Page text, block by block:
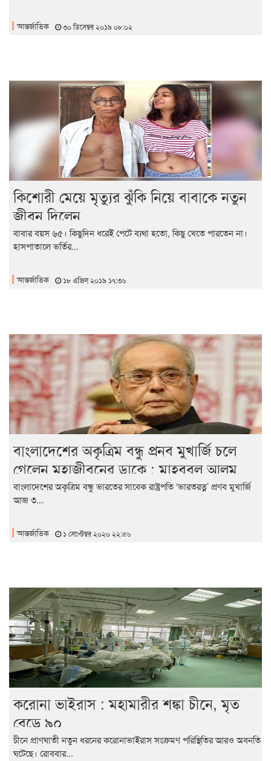
আন্তর্জাতিক ৩০ ডিসেম্বর ২০১৯ ০৮:০২
কিশোরী মেয়ে মৃত্যুর ঝুঁকি নিয়ে বাবাকে নতুন
জীবন দিলেন
বাবার বয়স ৬৫। কিছুদিন ধরেই পেটে ব্যথা হতো, কিছু খেতে পারতেন না।
হাসপাতালে ভর্তির...
আন্তর্জাতিক ১৮ এপ্রিল ২০১৯ ১৭:৩৬
বাংলাদেশের অকৃত্রিম বন্ধু প্রনব মুখার্জি চলে
গেলেন মহাজীবনের ডাকে : মাহবুবুল আলম
বাংলাদেশের অকৃত্রিম বন্ধু ভারতের সাবেক রাষ্ট্রপতি ‘ভারতরত্ন’ প্রণব মুখার্জি
আজ ৩...
আন্তর্জাতিক ১ সেপ্টেম্বর ২০২০ ২২:৫৬
করোনা ভাইরাস : মহামারীর শঙ্কা চীনে, মৃত
বেড়ে ৯০
চীনে প্রাণঘাতী নতুন ধরনের করোনাভাইরাস সংক্রমণ পরিস্থিতির আরও অবনতি
ঘটেছে। রোববার...